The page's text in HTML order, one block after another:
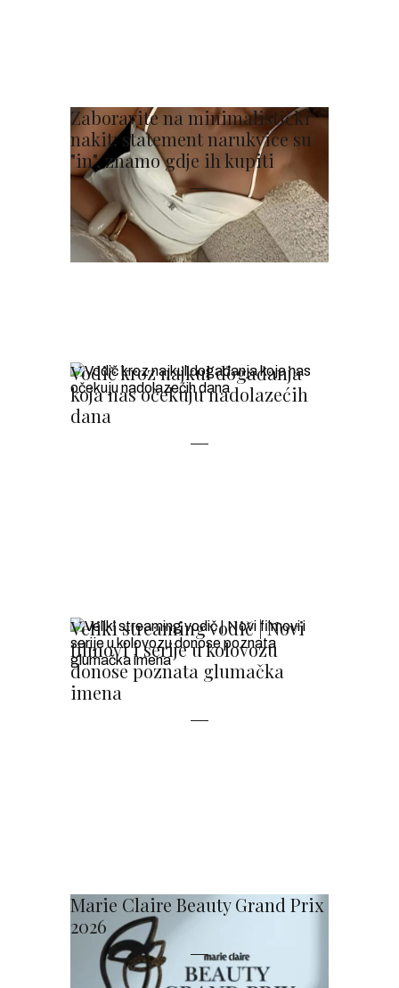
Zaboravite na minimalistički
nakit: statement narukvice su
"in", znamo gdje ih kupiti
Vodič kroz najkul događanja
koja nas očekuju nadolazećih
dana
Veliki streaming vodič | Novi
filmovi i serije u kolovozu
donose poznata glumačka
imena
Marie Claire Beauty Grand Prix
2026